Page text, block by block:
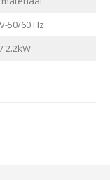
50/60 Hz
2.2kW